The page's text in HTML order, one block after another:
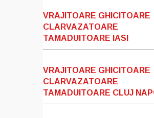
VRAJITOARE GHICITOARE
CLARVAZATOARE
TAMADUITOARE IASI
VRAJITOARE GHICITOARE
CLARVAZATOARE
TAMADUITOARE CLUJ